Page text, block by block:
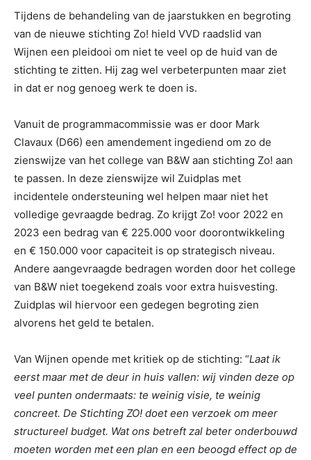
Tijdens de behandeling van de jaarstukken en begroting
van de nieuwe stichting Zo! hield VVD raadslid van
Wijnen een pleidooi om niet te veel op de huid van de
stichting te zitten. Hij zag wel verbeterpunten maar ziet
in dat er nog genoeg werk te doen is.
Vanuit de programmacommissie was er door Mark
Clavaux (D66) een amendement ingediend om zo de
zienswijze van het college van B&W aan stichting Zo! aan
te passen. In deze zienswijze wil Zuidplas met
incidentele ondersteuning wel helpen maar niet het
volledige gevraagde bedrag. Zo krijgt Zo! voor 2022 en
2023 een bedrag van € 225.000 voor doorontwikkeling
en € 150.000 voor capaciteit is op strategisch niveau.
Andere aangevraagde bedragen worden door het college
van B&W niet toegekend zoals voor extra huisvesting.
Zuidplas wil hiervoor een gedegen begroting zien
alvorens het geld te betalen.
Van Wijnen opende met kritiek op de stichting: “Laat ik
eerst maar met de deur in huis vallen: wij vinden deze op
veel punten ondermaats: te weinig visie, te weinig
concreet. De Stichting ZO! doet een verzoek om meer
structureel budget. Wat ons betreft zal beter onderbouwd
moeten worden met een plan en een beoogd effect op de